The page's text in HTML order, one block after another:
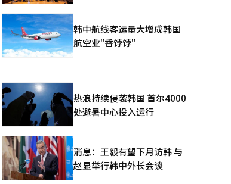
韩中航线客运量大增成韩国
航空业"香饽饽"
热浪持续侵袭韩国 首尔4000
处避暑中心投入运行
消息：王毅有望下月访韩 与
赵显举行韩中外长会谈